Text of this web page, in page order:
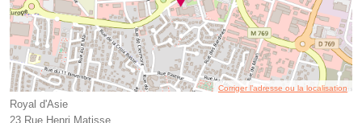
Corriger l’adresse ou la localisation
Royal d'Asie
23 Rue Henri Matisse